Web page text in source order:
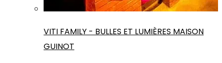
VITI FAMILY - BULLES ET LUMIÈRES MAISON
GUINOT